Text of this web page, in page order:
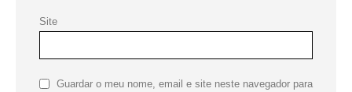
Site
Guardar o meu nome, email e site neste navegador para